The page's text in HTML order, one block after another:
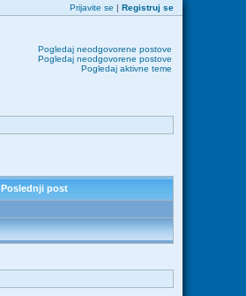
Prijavite se | Registruj se
Pogledaj neodgovorene postove
Pogledaj neodgovorene postove
Pogledaj aktivne teme
Poslednji post